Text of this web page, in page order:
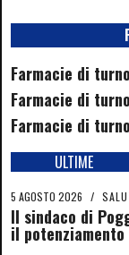
Farmacie di
Farmacie di
Farmacie di
ULTIME
5 AGOSTO 2026 /
Il sindaco di
il potenziamento